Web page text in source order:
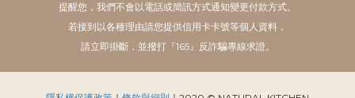
提醒您，我們不會以電話或簡訊方式通知變更付款方式。
若接到以各種理由請您提供信用卡卡號等個人資料，
請立即掛斷，並撥打『165』反詐騙專線求證。